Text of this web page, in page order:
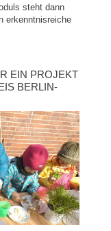
steht dann
erkenntnisreiche
EIN PROJEKT Z
BERLIN-M